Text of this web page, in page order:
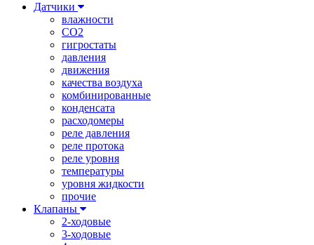
Датчики
влажности
CO2
гигростаты
давления
движения
качества воздуха
комбинированные
конденсата
расходомеры
реле давления
реле протока
реле уровня
температуры
уровня жидкости
прочие
Клапаны
2-ходовые
3-ходовые